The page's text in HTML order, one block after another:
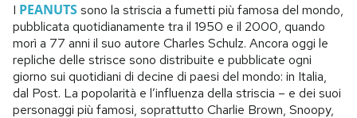
I PEANUTSsono la striscia a fumetti più famosa del mondo,
pubblicata quotidianamente tra il 1950 e il 2000, quando
morì a 77 anni il suo autore Charles Schulz. Ancora oggi le
repliche delle strisce sono distribuite e pubblicate ogni
giorno sui quotidiani di decine di paesi del mondo: in Italia,
dal Post. La popolarità e l’influenza della striscia – e dei suoi
personaggi più famosi, soprattutto Charlie Brown, Snoopy,